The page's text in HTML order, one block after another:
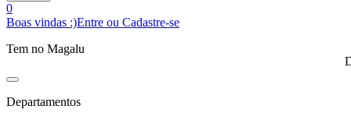
0
Boas vindas :)Entre ou Cadastre-se
Tem no Magalu
Departamentos